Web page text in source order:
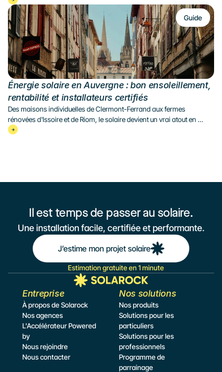
Guide
Énergie solaire en Auvergne : bon ensoleillement,
rentabilité et installateurs certifiés
Des maisons individuelles de Clermont-Ferrand aux fermes
rénovées d'Issoire et de Riom, le solaire devient un vrai atout en
Auvergne : rentable, fiable et parfaitement adapté au climat de la
Il est temps de passer au solaire.
Une installation facile, certifiée et performante.
J’estime mon projet solaire
Estimation gratuite en 1 minute
Entreprise
À propos de Solarock
Nos agences
L'Accélérateur Powered
by
Nous rejoindre
Nous contacter
Nos solutions
Nos produits
Solutions pour les
particuliers
Solutions pour les
professionnels
Programme de
parrainage